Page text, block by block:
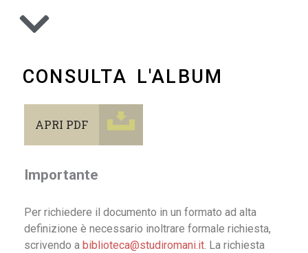
CONSULTA L'ALBUM
APRI PDF
Importante
Per richiedere il documento in un formato ad alta
definizione è necessario inoltrare formale richiesta,
scrivendo a biblioteca@studiromani.it. La richiesta